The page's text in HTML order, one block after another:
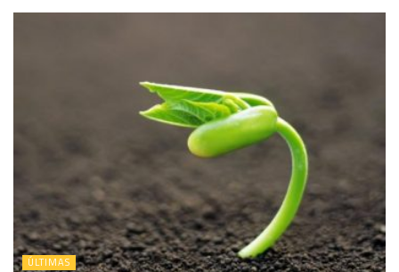
ÚLTIMAS